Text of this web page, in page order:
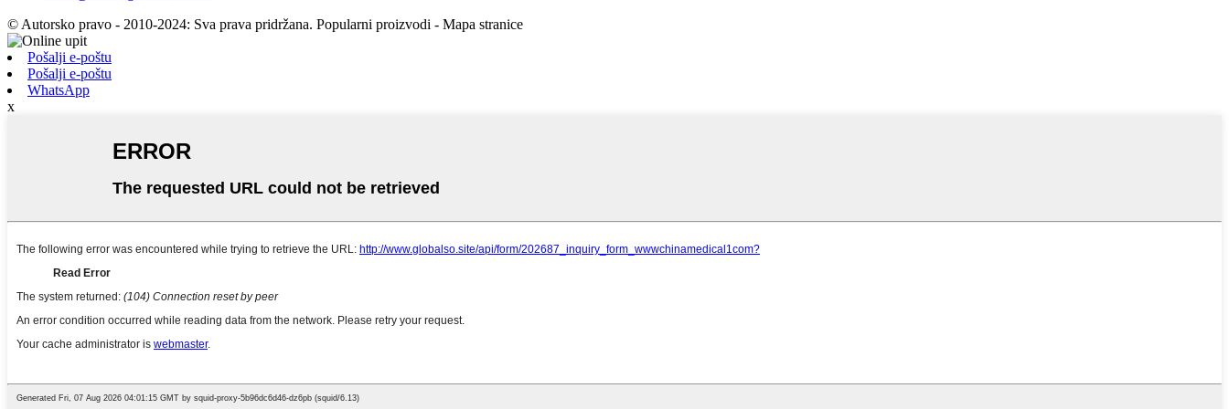
© Autorsko pravo - 2010-2024: Sva prava pridržana. Popularni proizvodi - Mapa stranice
Pošalji e-poštu
Pošalji e-poštu
WhatsApp
x